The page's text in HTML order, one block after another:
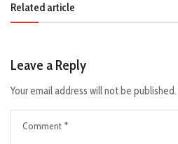
Related article
Leave a Reply
Your email address will not be published.